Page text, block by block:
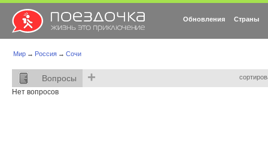
Обновления Страны
Мир → Россия → Сочи
Вопросы +
Нет вопросов